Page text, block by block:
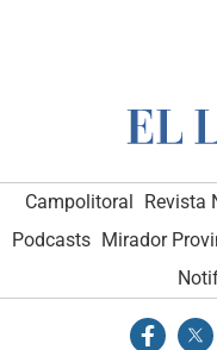
Campolitoral Revista
Podcasts Mirador